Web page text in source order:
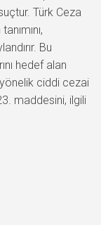
Türk Ceza
Bu
hedef alan
ciddi cezai
maddesini, ilgili